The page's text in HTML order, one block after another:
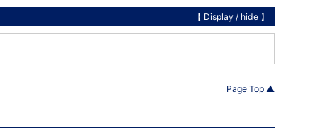
【 Display / hide 】
Page Top ▲